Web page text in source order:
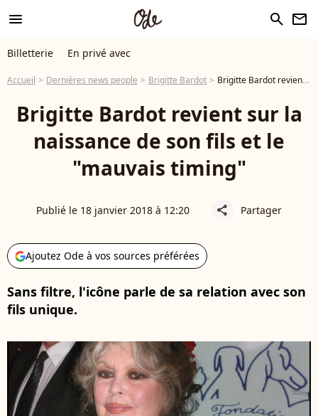
menu search newsletter
Billetterie En privé avec
Accueil Dernières news people Brigitte Bardot Brigitte Bardot revient sur la naissance de son fils et le "mauvais timing"
Brigitte Bardot revient sur la
naissance de son fils et le
"mauvais timing"
Publié le 18 janvier 2018 à 12:20 share Partager
Ajoutez Ode à vos sources préférées
Sans filtre, l'icône parle de sa relation avec son
fils unique.